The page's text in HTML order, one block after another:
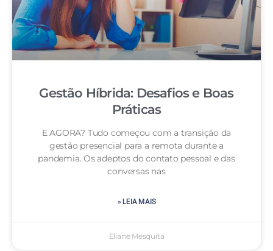
Gestão Híbrida: Desafios e Boas
Práticas
E AGORA? Tudo começou com a transição da
gestão presencial para a remota durante a
pandemia. Os adeptos do contato pessoal e das
conversas nas
» LEIA MAIS
Eliane Mesquita